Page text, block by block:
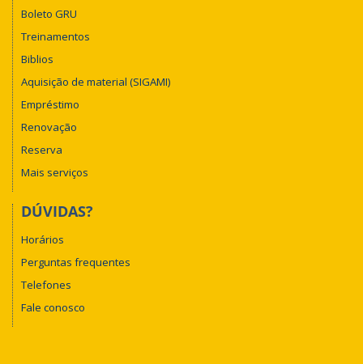
Boleto GRU
Treinamentos
Biblios
Aquisição de material (SIGAMI)
Empréstimo
Renovação
Reserva
Mais serviços
DÚVIDAS?
Horários
Perguntas frequentes
Telefones
Fale conosco